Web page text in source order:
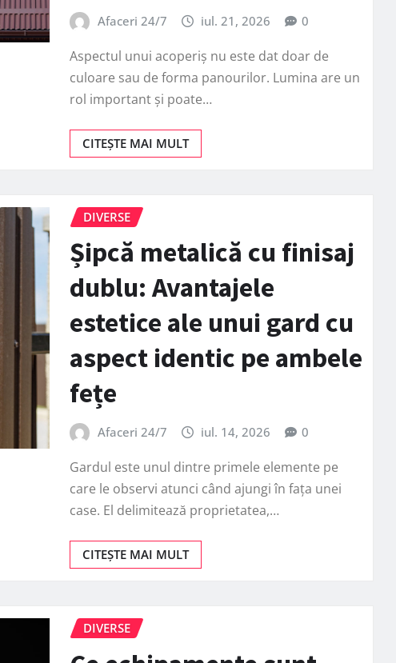
Afaceri 24/7 iul. 21, 2026 0
Aspectul unui acoperiș nu este dat doar de
culoare sau de forma panourilor. Lumina are un
rol important și poate…
CITEȘTE MAI MULT
DIVERSE
Șipcă metalică cu finisaj
dublu: Avantajele
estetice ale unui gard cu
aspect identic pe ambele
fețe
Afaceri 24/7 iul. 14, 2026 0
Gardul este unul dintre primele elemente pe
care le observi atunci când ajungi în fața unei
case. El delimitează proprietatea,…
CITEȘTE MAI MULT
DIVERSE